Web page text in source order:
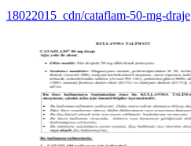
18022015_cdn/cataflam-50-mg-draje